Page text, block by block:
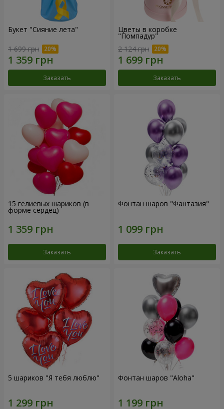
Букет "Сияние лета"
1 699 грн
Заказать
Цветы в коробке
"Помпадур"
2 124 грн
Заказать
15 гелиевых шариков (в
форме сердец)
Заказать
Фонтан шаров "Фантазия"
Заказать
5 шариков "Я тебя люблю" Фонтан шаров "Aloha"